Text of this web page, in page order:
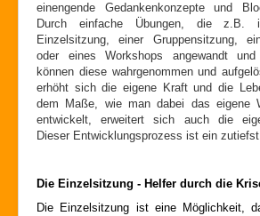
einengende Gedankenkonzepte und
Durch einfache Übungen, die z.B.
Einzelsitzung, einer Gruppensitzung,
oder eines Workshops angewandt
können diese wahrgenommen und
erhöht sich die eigene Kraft und die
dem Maße, wie man dabei das eigene
entwickelt, erweitert sich auch die
Dieser Entwicklungsprozess ist ein
Die Einzelsitzung - Helfer durch die
Die Einzelsitzung ist eine Möglichkeit,